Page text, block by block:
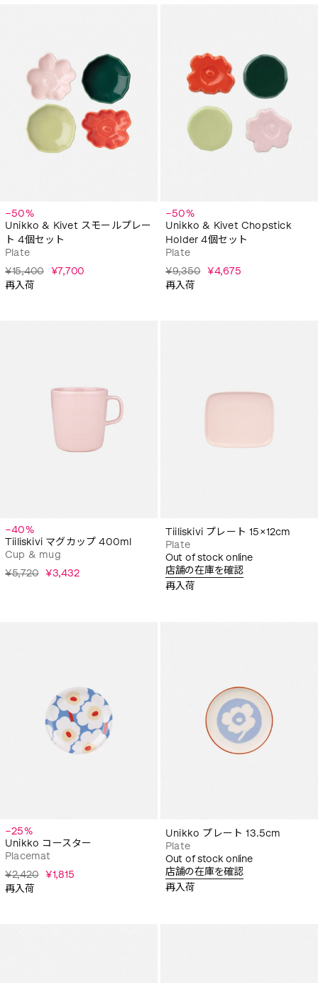
−50%
Unikko & Kivet スモールプレー
ト 4個セット
Plate
¥15,400 ¥7,700
再入荷
−50%
Unikko & Kivet Chopstick
Holder 4個セット
Plate
¥9,350 ¥4,675
再入荷
−40%
Tiiliskivi マグカップ 400ml
Cup & mug
¥5,720 ¥3,432
Tiiliskivi プレート 15×12cm
Plate
Out of stock online
店舗の在庫を確認
再入荷
−25%
Unikko コースター
Placemat
¥2,420 ¥1,815
再入荷
Unikko プレート 13.5cm
Plate
Out of stock online
店舗の在庫を確認
再入荷